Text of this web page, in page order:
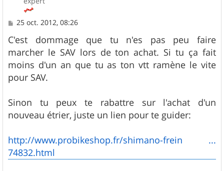
M
s
s
a
g
e
25 oct. 2012, 08:26
C'est dommage que tu n'es pas peu faire
marcher le SAV lors de ton achat. Si tu ça fait
moins d'un an que tu as ton vtt ramène le vite
pour SAV.
Sinon tu peux te rabattre sur l'achat d'un
nouveau étrier, juste un lien pour te guider:
http://www.probikeshop.fr/shimano-frein ...
74832.html